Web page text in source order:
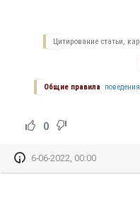
Цитирование статьи,
Общие правила
0
6-06-2022, 00:00